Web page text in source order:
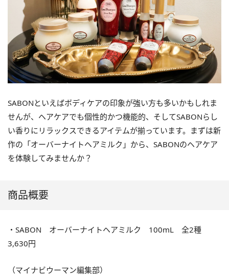
SABONといえばボディケアの印象が強い方も多いかもしれま
せんが、ヘアケアでも個性的かつ機能的、そしてSABONらし
い香りにリラックスできるアイテムが揃っています。まずは新
作の「オーバーナイトヘアミルク」から、SABONのヘアケア
を体験してみませんか？
商品概要
・SABON オーバーナイトヘアミルク 100mL 全2種
3,630円
（マイナビウーマン編集部）